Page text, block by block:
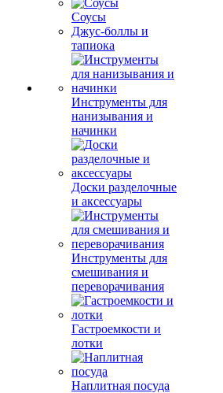
Соусы
Джус-боллы и
тапиока
Инструменты для
нанизывания и
начинки
Доски разделочные
и аксессуары
Инструменты для
смешивания и
переворачивания
Гастроемкости и
лотки
Наплитная посуда